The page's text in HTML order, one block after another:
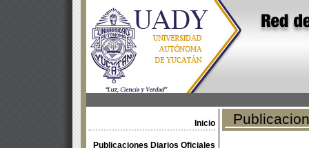
Inicio
Publicaciones Diarios Oficiales